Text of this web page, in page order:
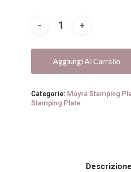
Aggiungi Al Carrello
Categorie: Moyra Stamping
Stamping Plate
Descrizione